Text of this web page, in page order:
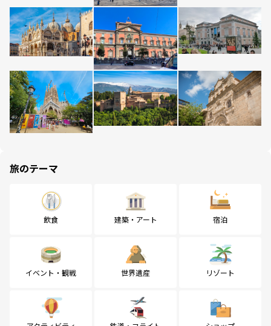
旅のテーマ
飲食 建築・アート 宿泊
イベント・観戦 世界遺産 リゾート